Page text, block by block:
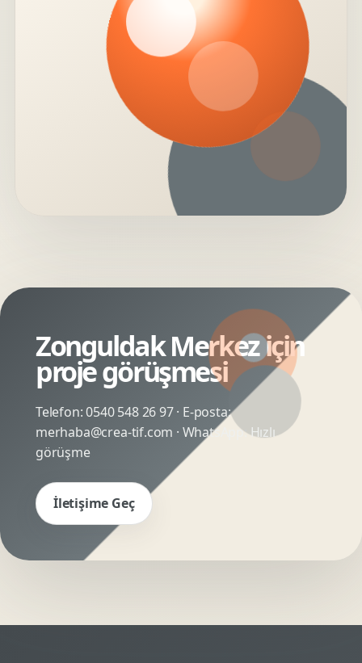
Zonguldak Merkez için
proje görüşmesi
Telefon:0540 548 26 97· E-posta:
merhaba@crea-tif.com · WhatsApp:Hızlı
görüşme
İletişime Geç